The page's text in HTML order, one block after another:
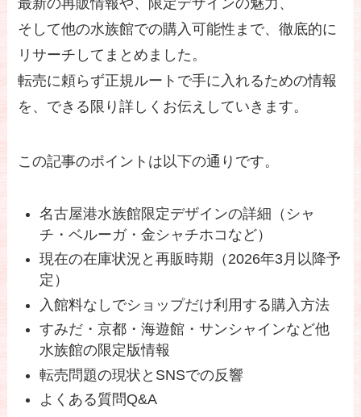
最新の再販情報や、限定デザインの魅力、
そして他の水族館での購入可能性まで、徹底的に
リサーチしてまとめました。
転売に頼らず正規ルートで手に入れるための情報
を、できる限り詳しくお伝えしていきます。
この記事のポイントは以下の通りです。
名古屋港水族館限定デザインの詳細（シャ
チ・ベルーガ・金シャチホコなど）
現在の在庫状況と再販時期（2026年3月以降予
定）
入館料なしでショップだけ利用する購入方法
すみだ・京都・海遊館・サンシャインなど他
水族館の限定版情報
転売問題の現状とSNSでの反響
よくある質問Q&A